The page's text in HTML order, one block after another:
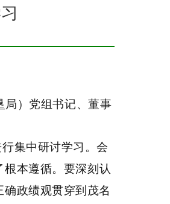
局）党组书记、董事
集中研讨学习。会
本遵循。要深刻认
政绩观贯穿到茂名